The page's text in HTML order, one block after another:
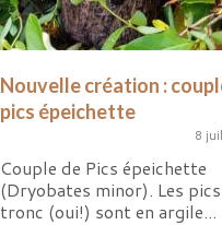
Nouvelle création :
pics épeichette
8
Couple de Pics épeichette
(Dryobates minor). Les
tronc (oui!) sont en argile...